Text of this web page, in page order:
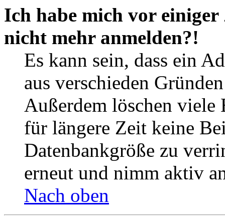
Ich habe mich vor
nicht mehr anmelden?!
Es kann sein, dass ein
aus verschieden
Außerdem löschen viele
für längere Zeit keine
Datenbankgröße zu
erneut und nimm aktiv
Nach oben